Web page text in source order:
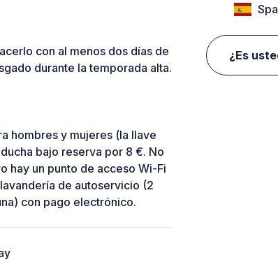
con al menos dos días de
durante la temporada alta.
hombres y mujeres (la llave
bajo reserva por 8 €. No
hay un punto de acceso Wi-Fi
de autoservicio (2
con pago electrónico.
¿Es